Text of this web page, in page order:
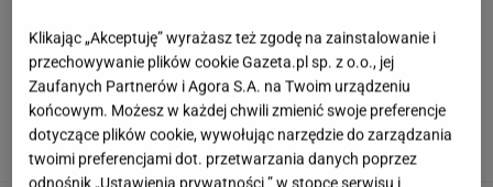
Anastazja Kuś mistrzynią świata! Historyczny
występ, brawo!
Klikając „Akceptuję” wyrażasz też zgodę na zainstalowanie i
przechowywanie plików cookie Gazeta.pl sp. z o.o., jej
Zaufanych Partnerów i Agora S.A. na Twoim urządzeniu
końcowym. Możesz w każdej chwili zmienić swoje preferencje
dotyczące plików cookie, wywołując narzędzie do zarządzania
twoimi preferencjami dot. przetwarzania danych poprzez
odnośnik „Ustawienia prywatności ” w stopce serwisu i